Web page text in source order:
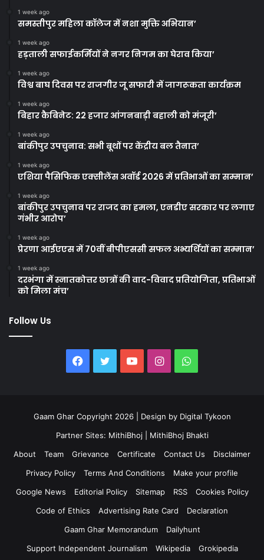
1 week ago
समस्तीपुर महिला कॉलेज में नशा मुक्ति अभियान’
1 week ago
हड़ताली सफाईकर्मियों ने नगर निगम का घेराव किया’
1 week ago
विश्व बाघ दिवस पर राजगीर जू सफारी में जागरूकता कार्यक्रम
1 week ago
बिहार कैबिनेट: 22 हजार आंगनबाड़ी बहाली को मंजूरी’
1 week ago
बांकीपुर उपचुनाव: सभी बूथों पर केंद्रीय बल तैनात’
1 week ago
एशिया पैसिफिक एक्सीलेंस अवॉर्ड 2026 में प्रतिभाओं का सम्मान’
1 week ago
बांकीपुर उपचुनाव पर राजद का हमला, एनडीए सरकार पर लगाए
गंभीर आरोप’
1 week ago
प्रेरणा आईएएस में 70वीं बीपीएससी सफल अभ्यर्थियों का सम्मान’
1 week ago
दरभंगा में स्नातकोत्तर छात्रों की वाद-विवाद प्रतियोगिता, प्रतिभाओं
को मिला मंच’
Follow Us
Facebook
TwitterYouTubeInstagramWhatsApp
Gaam Ghar Copyright 2026 | Design by Digital Tykoon
Partner Sites: MithiBhoj
MithiBhoj Bhakti
About
Team Grievance Certificate Contact Us
Disclaimer
Privacy Policy
Terms And Conditions
Make your profile
Google News
Editorial Policy Sitemap RSS
Cookies Policy
Code of Ethics
Advertising Rate Card
Declaration
Gaam Ghar Memorandum
Dailyhunt
Support Independent Journalism
Wikipedia Grokipedia